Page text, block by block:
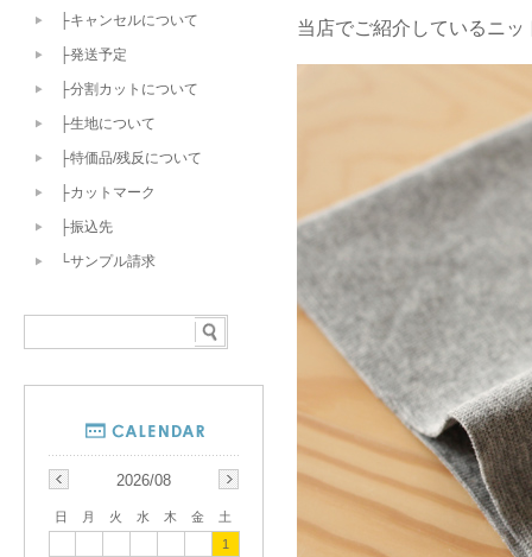
当店でご紹介しているニ
├キャンセルについて
├発送予定
├分割カットについて
├生地について
├特価品/残反について
├カットマーク
├振込先
└サンプル請求
2026/08
日 月 火 水 木 金
土
1